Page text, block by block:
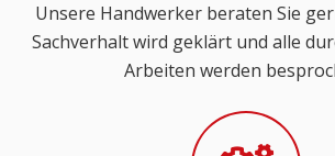
Unsere Handwerker beraten Sie
Sachverhalt wird geklärt und alle
Arbeiten werden